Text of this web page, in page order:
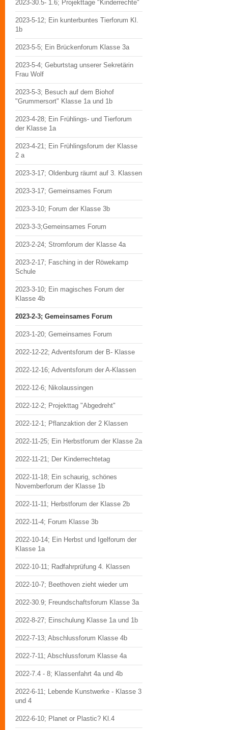
2023-30.5- 1.6; Projekttage "Kinderrechte"
2023-5-12; Ein kunterbuntes Tierforum Kl.
1b
2023-5-5; Ein Brückenforum Klasse 3a
2023-5-4; Geburtstag unserer Sekretärin
Frau Wolf
2023-5-3; Besuch auf dem Biohof
"Grummersort" Klasse 1a und 1b
2023-4-28; Ein Frühlings- und Tierforum
der Klasse 1a
2023-4-21; Ein Frühlingsforum der Klasse
2 a
2023-3-17; Oldenburg räumt auf 3. Klassen
2023-3-17; Gemeinsames Forum
2023-3-10; Forum der Klasse 3b
2023-3-3;Gemeinsames Forum
2023-2-24; Stromforum der Klasse 4a
2023-2-17; Fasching in der Röwekamp
Schule
2023-3-10; Ein magisches Forum der
Klasse 4b
2023-2-3; Gemeinsames Forum
2023-1-20; Gemeinsames Forum
2022-12-22; Adventsforum der B- Klasse
2022-12-16; Adventsforum der A-Klassen
2022-12-6; Nikolaussingen
2022-12-2; Projekttag "Abgedreht"
2022-12-1; Pflanzaktion der 2 Klassen
2022-11-25; Ein Herbstforum der Klasse 2a
2022-11-21; Der Kinderrechtetag
2022-11-18; Ein schaurig, schönes
Novemberforum der Klasse 1b
2022-11-11; Herbstforum der Klasse 2b
2022-11-4; Forum Klasse 3b
2022-10-14; Ein Herbst und Igelforum der
Klasse 1a
2022-10-11; Radfahrprüfung 4. Klassen
2022-10-7; Beethoven zieht wieder um
2022-30.9; Freundschaftsforum Klasse 3a
2022-8-27; Einschulung Klasse 1a und 1b
2022-7-13; Abschlussforum Klasse 4b
2022-7-11; Abschlussforum Klasse 4a
2022-7.4 - 8; Klassenfahrt 4a und 4b
2022-6-11; Lebende Kunstwerke - Klasse 3
und 4
2022-6-10; Planet or Plastic? Kl.4